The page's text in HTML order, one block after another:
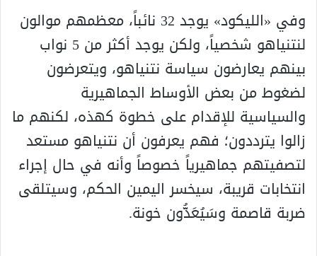
وفي «الليكود» يوجد 32 نائباً، معظمهم موالون
لنتنياهو شخصياً، ولكن يوجد أكثر من 5 نواب
بينهم يعارضون سياسة نتنياهو، ويتعرضون
لضغوط من بعض الأوساط الجماهيرية
والسياسية للإقدام على خطوة كهذه، لكنهم ما
زالوا يترددون؛ فهم يعرفون أن نتنياهو مستعد
لتصفيتهم جماهيرياً خصوصاً وأنه في حال إجراء
انتخابات قريبة، سيخسر اليمين الحكم، وسيتلقى
ضربة قاصمة وسَيُعَدُّون خونة.